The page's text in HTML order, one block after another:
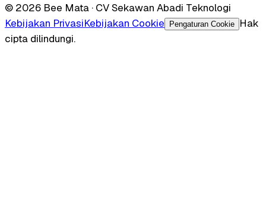
© 2026 Bee Mata · CV Sekawan Abadi Teknologi
Kebijakan PrivasiKebijakan Cookie Pengaturan Cookie
Hak
cipta dilindungi.